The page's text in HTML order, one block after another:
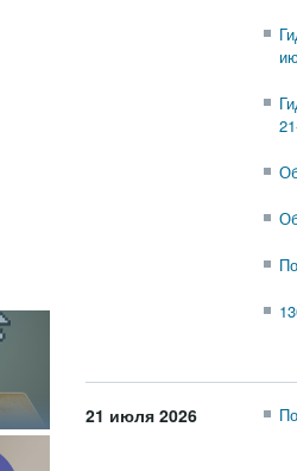
21 июля 2026